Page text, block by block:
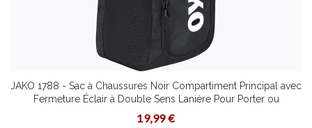
JAKO 1788 - Sac à Chaussures Noir Compartiment Principal avec
Fermeture Éclair à Double Sens Lanière Pour Porter ou
Accrocher
19,99 €